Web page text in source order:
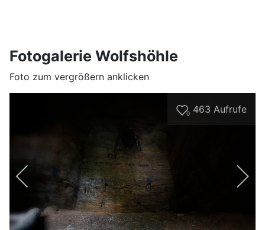
Fotogalerie Wolfshöhle
Foto zum vergrößern anklicken
0 463 Aufrufe